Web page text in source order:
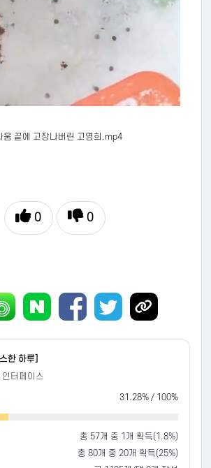
움 끝에 고장나버린 고영희.mp4
0 0
한 하루]
인터페이스
31.28% / 100%
총 57개 중 1개 획득(1.8%)
총 80개 중 20개 획득(25%)